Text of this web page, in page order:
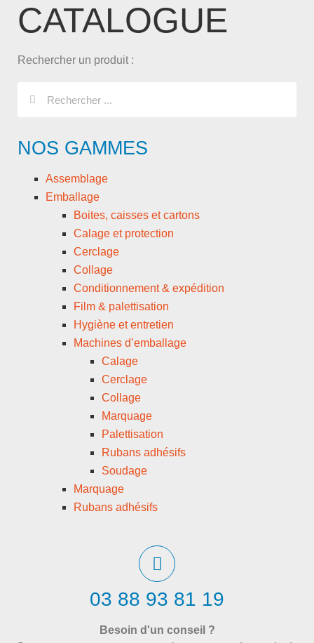
CATALOGUE
Rechercher un produit :
NOS GAMMES
Assemblage
Emballage
Boites, caisses et cartons
Calage et protection
Cerclage
Collage
Conditionnement & expédition
Film & palettisation
Hygiène et entretien
Machines d’emballage
Calage
Cerclage
Collage
Marquage
Palettisation
Rubans adhésifs
Soudage
Marquage
Rubans adhésifs
03 88 93 81 19
Besoin d'un conseil ?